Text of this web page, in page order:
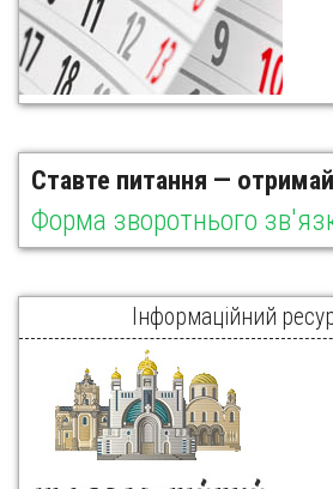
Ставте питання —
Форма зворотнього
Інформаційний